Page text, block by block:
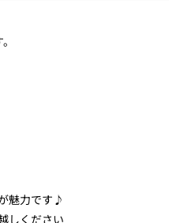
魅力です♪
しください